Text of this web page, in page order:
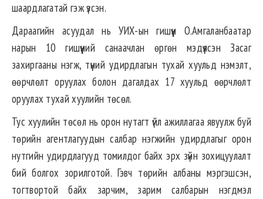
шаардлагатай гэж үзсэн.
Дараагийн асуудал нь УИХ-ын гишүүн О.Амгаланбаатар
нарын 10 гишүүний санаачлан өргөн мэдүүлсэн Засаг
захиргааны нэгж, түүний удирдлагын тухай хуульд нэмэлт,
өөрчлөлт оруулах болон дагалдах 17 хуульд өөрчлөлт
оруулах тухай хуулийн төсөл.
Тус хуулийн төсөл нь орон нутагт үйл ажиллагаа явуулж буй
төрийн агентлагуудын салбар нэгжийн удирдлагыг орон
нутгийн удирдлагууд томилдог байх эрх зүйн зохицуулалт
бий болгох зорилготой. Гэвч төрийн албаны мэргэшсэн,
тогтвортой байх зарчим, зарим салбарын нэгдмэл